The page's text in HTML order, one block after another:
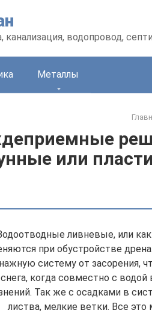
канализация, водопровод,
Металлы
или
ливневые, или
при обустройстве
систему от засорения,
снега, когда совместно с
Так же с осадками в
листва, мелкие ветки. Все